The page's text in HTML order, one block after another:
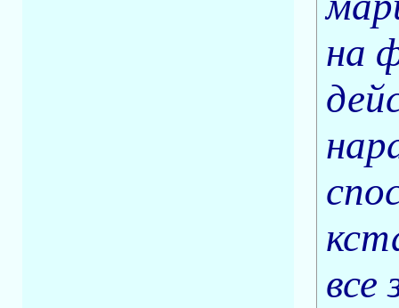
на
все